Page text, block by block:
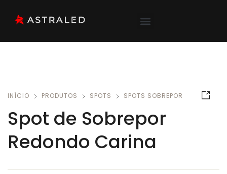
INÍCIO PRODUTOS SPOTS SPOTS SOBREPOR
Spot de Sobrepor
Redondo Carina